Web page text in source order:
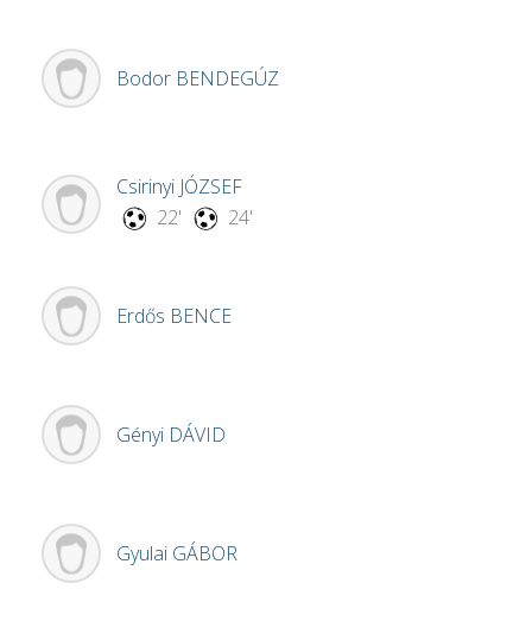
Bodor BENDEGÚZ
Csirinyi JÓZSEF
22'
24'
Erdős BENCE
Gényi DÁVID
Gyulai GÁBOR